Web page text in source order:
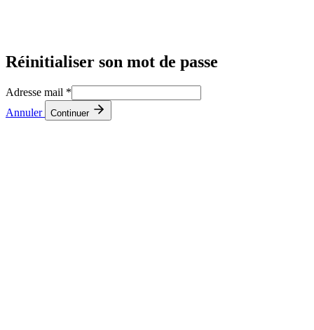
Réinitialiser son mot de passe
Adresse mail *
Annuler
Continuer